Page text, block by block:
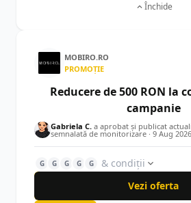
Închide
MOBIRO.RO
PROMOȚIE
Reducere de 500 RON la
campanie
Gabriela C. a aprobat și publicat
semnalată de monitorizare · 9 Aug 2026
G G G G G
& condiții
Vezi oferta